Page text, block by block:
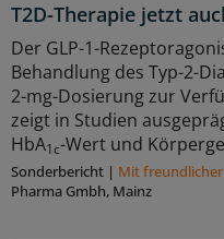
T2D-Therapie jetzt
Der GLP-1-
Behandlung des Typ-2-
2-mg-Dosierung zur
zeigt in Studien
HbA1c-Wert und
Sonderbericht | Mit
Pharma Gmbh, Mainz